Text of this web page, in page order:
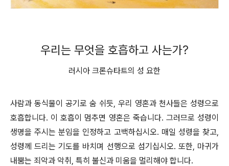
우리는 무엇을 호흡하고 사는가?
러시아 크론슈타트의 성 요한
사람과 동식물이 공기로 숨 쉬듯, 우리 영혼과 천사들은 성령으로
호흡합니다. 이 호흡이 멈추면 영혼은 죽습니다. 그러므로 성령이
생명을 주시는 분임을 인정하고 고백하십시오. 매일 성령을 찾고,
성령께 드리는 기도를 바치며 선행으로 섬기십시오. 또한, 마귀가
내뿜는 죄악과 악취, 특히 불신과 미움을 멀리해야 합니다.